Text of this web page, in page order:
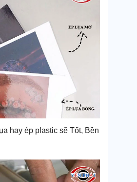
hay ép plastic sẽ Tốt, Bền